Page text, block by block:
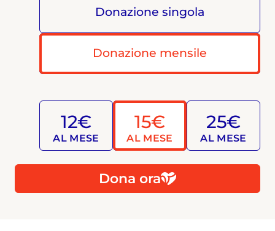
Donazione singola
Donazione mensile
12€
AL MESE
15€
AL MESE
25€
AL MESE
Dona ora